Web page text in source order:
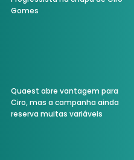
Gomes
Quaest abre vantagem para
Ciro, mas a campanha ainda
reserva muitas variáveis